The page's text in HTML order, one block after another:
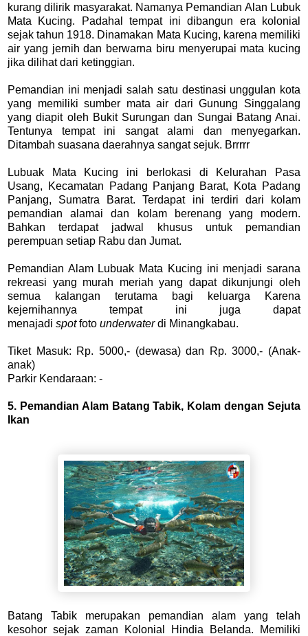
kurang dilirik masyarakat. Namanya Pemandian Alan Lubuk
Mata Kucing. Padahal tempat ini dibangun era kolonial
sejak tahun 1918. Dinamakan Mata Kucing, karena memiliki
air yang jernih dan berwarna biru menyerupai mata kucing
jika dilihat dari ketinggian.
Pemandian ini menjadi salah satu destinasi unggulan kota
yang memiliki sumber mata air dari Gunung Singgalang
yang diapit oleh Bukit Surungan dan Sungai Batang Anai.
Tentunya tempat ini sangat alami dan menyegarkan.
Ditambah suasana daerahnya sangat sejuk. Brrrrr
Lubuak Mata Kucing ini berlokasi di Kelurahan Pasa
Usang, Kecamatan Padang Panjang Barat, Kota Padang
Panjang, Sumatra Barat. Terdapat ini terdiri dari kolam
pemandian alamai dan kolam berenang yang modern.
Bahkan terdapat jadwal khusus untuk pemandian
perempuan setiap Rabu dan Jumat.
Pemandian Alam Lubuak Mata Kucing ini menjadi sarana
rekreasi yang murah meriah yang dapat dikunjungi oleh
semua kalangan terutama bagi keluarga Karena
kejernihannya tempat ini juga dapat
menajadi spotfoto underwaterdi Minangkabau.
Tiket Masuk: Rp. 5000,- (dewasa) dan Rp. 3000,- (Anak-
anak)
Parkir Kendaraan: -
5. Pemandian Alam Batang Tabik, Kolam dengan Sejuta
Ikan
Batang Tabik merupakan pemandian alam yang telah
kesohor sejak zaman Kolonial Hindia Belanda. Memiliki